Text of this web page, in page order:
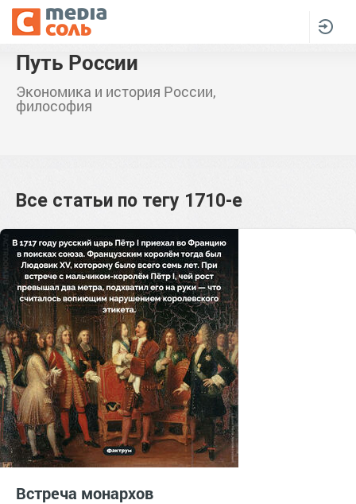
Путь России
Экономика и история России,
философия
Все статьи по тегу 1710-е
Встреча монархов